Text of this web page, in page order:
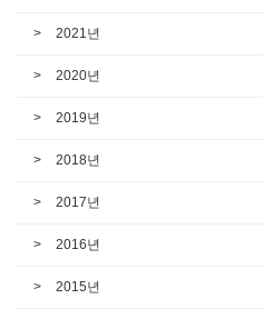
2021년
2020년
2019년
2018년
2017년
2016년
2015년